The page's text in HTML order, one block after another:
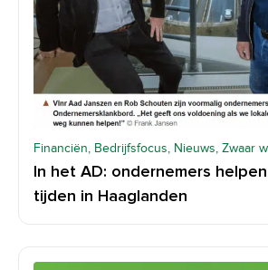
Financiën, Bedrijfsfocus, Nieuws, Zwaar
In het AD: ondernemers
tijden in Haaglanden